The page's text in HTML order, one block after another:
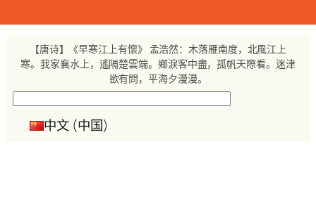
至
【唐诗】《早寒江上有懷》 孟浩然：木落雁南度，北風江上
寒。我家襄水上，遙隔楚雲端。鄉淚客中盡，孤帆天際看。迷津
欲有問，平海夕漫漫。
中文 (中国)